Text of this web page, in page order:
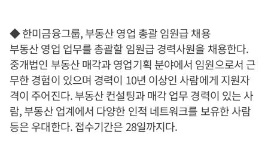
◆ 한미금융그룹, 부동산 영업 총괄 임원급 채용
부동산 영업 업무를 총괄할 임원급 경력사원을 채용한다.
중개법인 부동산 매각과 영업기획 분야에서 임원으로서 근
무한 경험이 있으며 경력이 10년 이상인 사람에게 지원자
격이 주어진다. 부동산 컨설팅과 매각 업무 경력이 있는 사
람, 부동산 업계에서 다양한 인적 네트워크를 보유한 사람
등은 우대한다. 접수기간은 28일까지다.